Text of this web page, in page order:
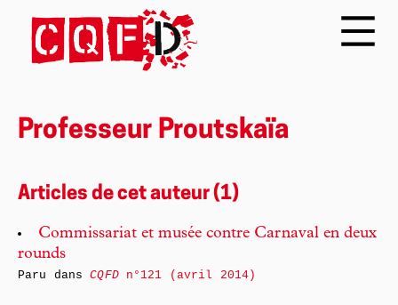
Professeur Proutskaïa
Articles de cet auteur (1)
Commissariat et musée contre Carnaval en deux
rounds
Paru dansCQFDn°121 (avril 2014)